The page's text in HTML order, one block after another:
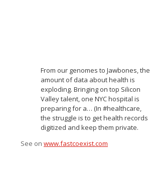
From our genomes to Jawbones, the
amount of data about health is
exploding. Bringing on top Silicon
Valley talent, one NYC hospital is
preparing for a… (In #healthcare,
the struggle is to get health records
digitized and keep them private.
See on www.fastcoexist.com